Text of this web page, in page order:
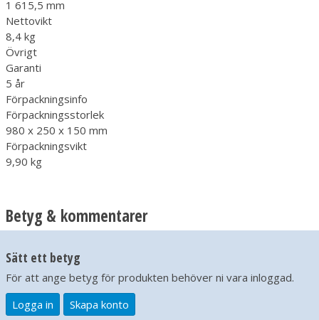
1 615,5 mm
Nettovikt
8,4 kg
Övrigt
Garanti
5 år
Förpackningsinfo
Förpackningsstorlek
980 x 250 x 150 mm
Förpackningsvikt
9,90 kg
Betyg & kommentarer
Sätt ett betyg
För att ange betyg för produkten behöver ni vara inloggad.
Logga in
Skapa konto